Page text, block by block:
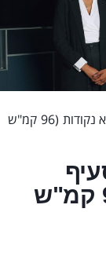
דוח מהירות – שינוי לסעיף אישום ללא נקודות (96 קמ"ש
אישום ללא נקודות (96 קמ"ש